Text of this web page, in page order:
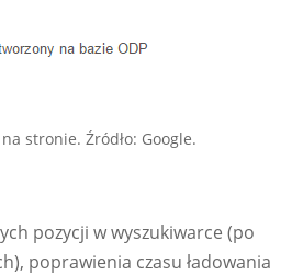
stronie. Źródło: Google.
pozycji w wyszukiwarce (po
poprawienia czasu ładowania